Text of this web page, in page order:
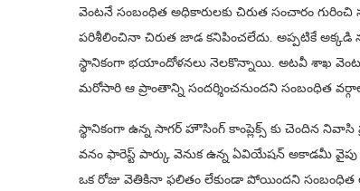
వెంట‌నే సంబంధిత అధికారుల‌కు చిరుత సంచారం
పరిశీలించినా చిరుత జాడ కనిపించలేదు. అప్ప‌టికే అక్క‌డి
స్థానికంగా భ‌యాందోళ‌న‌లు నెల‌కొన్నాయి. అటవీ శాఖ వెంటనే
మరోసారి ఆ ప్రాంతాన్ని సందర్శించనుందని సంబంధిత
స్థానికంగా ఉన్న సాగర్ హౌసింగ్ కాంప్లెక్స్ కు చెందిన నివాసి
వనం ఫారెస్ట్ పార్కు వెనుక ఉన్న ఏవియేషన్ అకాడమీ వైపు
ఒక రోజు వెతికినా ఫలితం లేకుండా పోయిందని సంబంధిత